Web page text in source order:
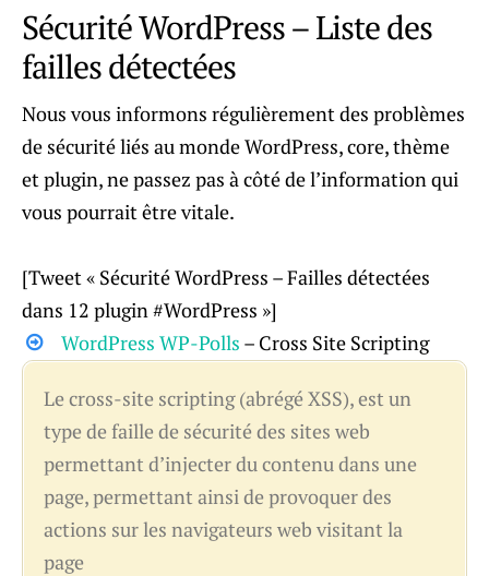
Sécurité WordPress – Liste des
failles détectées
Nous vous informons régulièrement des problèmes
de sécurité liés au monde WordPress, core, thème
et plugin, ne passez pas à côté de l’information qui
vous pourrait être vitale.
[Tweet « Sécurité WordPress – Failles détectées
dans 12 plugin #WordPress »]
WordPress WP-Polls – Cross Site Scripting
Le cross-site scripting (abrégé XSS), est un
type de faille de sécurité des sites web
permettant d’injecter du contenu dans une
page, permettant ainsi de provoquer des
actions sur les navigateurs web visitant la
page